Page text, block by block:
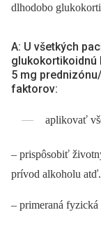
dlhodobo
A: U všetkých
glukokortikoidnú
5 mg
faktorov:
aplikovať
–⁠ prispôsobiť
prívod alkoholu
–⁠ primeraná fyzická